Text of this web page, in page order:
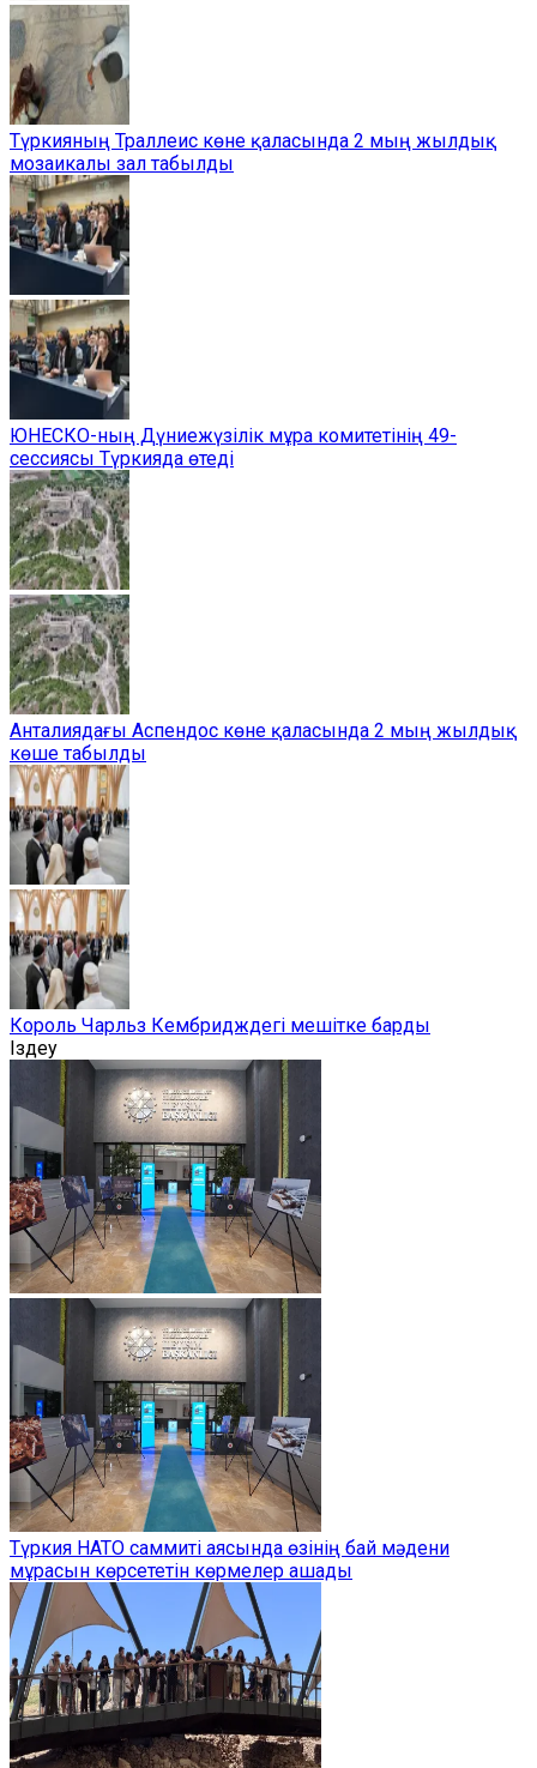
Түркияның Траллеис көне қаласында 2 мың жылдық
мозаикалы зал табылды
ЮНЕСКО-ның Дүниежүзілік мұра комитетінің 49-
сессиясы Түркияда өтеді
Анталиядағы Аспендос көне қаласында 2 мың жылдық
көше табылды
Король Чарльз Кембридждегі мешітке барды
Іздеу
Түркия НАТО саммиті аясында өзінің бай мәдени
мұрасын көрсететін көрмелер ашады